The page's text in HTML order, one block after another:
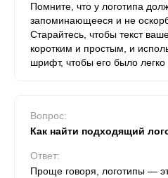
Помните, что у логотипа
запоминающееся и не
Старайтесь, чтобы текст
коротким и простым, и
шрифт, чтобы его было легко
Вопрос:
Как найти подходящий
Ответ:
Проще говоря, логотипы —